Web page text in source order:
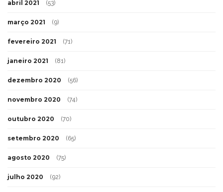
abril 2021 (53)
março 2021 (9)
fevereiro 2021 (71)
janeiro 2021 (81)
dezembro 2020 (56)
novembro 2020 (74)
outubro 2020 (70)
setembro 2020 (65)
agosto 2020 (75)
julho 2020 (92)